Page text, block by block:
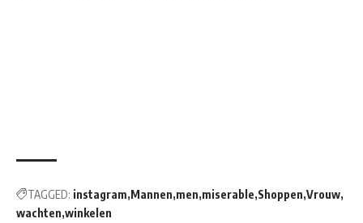
TAGGED: instagram Mannen men miserable Shoppen Vrouw
wachten winkelen